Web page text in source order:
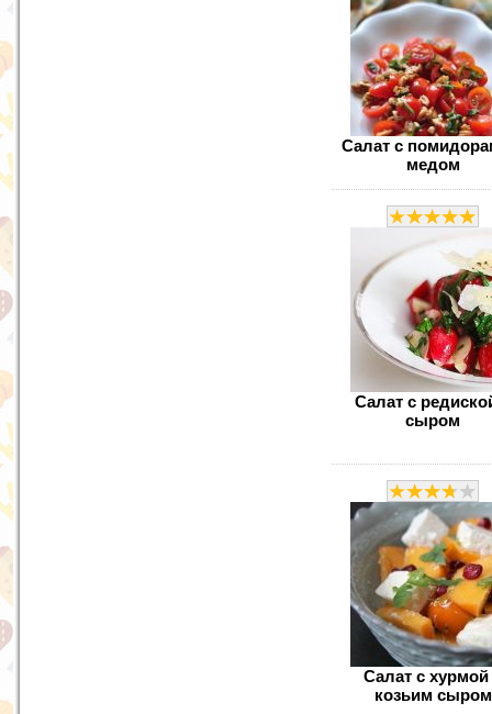
Салат с
медом
Салат с
сыром
Салат с хурмой
козьим сыром